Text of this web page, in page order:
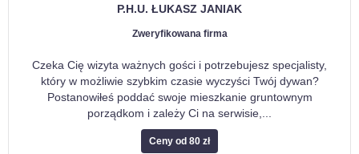
P.H.U. ŁUKASZ JANIAK
Zweryfikowana firma
Czeka Cię wizyta ważnych gości i potrzebujesz specjalisty,
który w możliwie szybkim czasie wyczyści Twój dywan?
Postanowiłeś poddać swoje mieszkanie gruntownym
porządkom i zależy Ci na serwisie,
Ceny od 80 zł